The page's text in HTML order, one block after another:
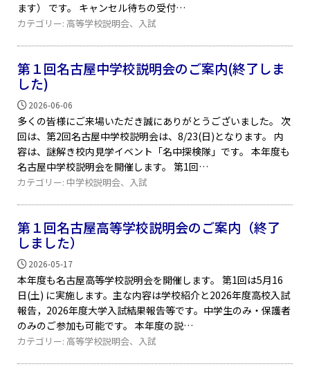
ます） です。 キャンセル待ちの受付
カテゴリー: 高等学校説明会、 入試
第１回名古屋中学校説明会のご案内(終了しま
した)
2026-06-06
多くの皆様にご来場いただき誠にありがとうございました。 次
回は、第2回名古屋中学校説明会は、8/23(日)となります。 内
容は、謎解き校内見学イベント「名中探検隊」です。 本年度も
名古屋中学校説明会を開催します。 第1回
カテゴリー: 中学校説明会、 入試
第１回名古屋高等学校説明会のご案内（終了
しました）
2026-05-17
本年度も名古屋高等学校説明会を開催します。 第1回は5月16
日(土) に実施します。主な内容は学校紹介と2026年度高校入試
報告，2026年度大学入試結果報告等です。中学生のみ・保護者
のみのご参加も可能です。 本年度の説
カテゴリー: 高等学校説明会、 入試